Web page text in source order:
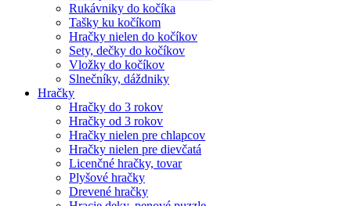
Rukávniky do kočíka
Tašky ku kočíkom
Hračky nielen do kočíkov
Sety, dečky do kočíkov
Vložky do kočíkov
Slnečníky, dáždniky
Hračky
Hračky do 3 rokov
Hračky od 3 rokov
Hračky nielen pre chlapcov
Hračky nielen pre dievčatá
Licenčné hračky, tovar
Plyšové hračky
Drevené hračky